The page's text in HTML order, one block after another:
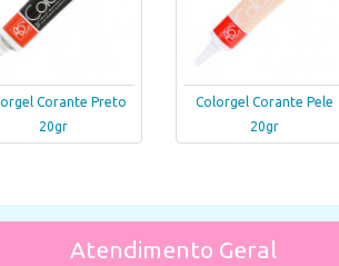
Corante Preto
20gr
Colorgel Corante Pele
20gr
Atendimento Geral